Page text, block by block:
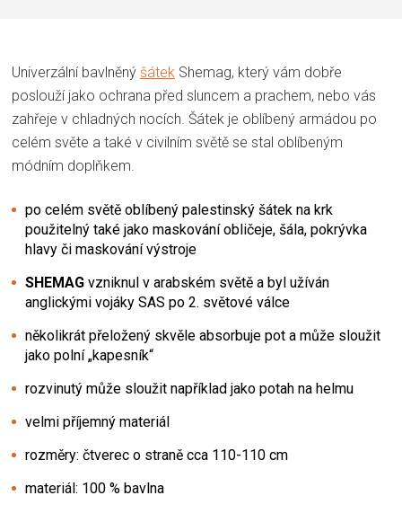
Univerzální bavlněný šátek Shemag, který vám dobře
poslouží jako ochrana před sluncem a prachem, nebo vás
zahřeje v chladných nocích. Šátek je oblíbený armádou po
celém světe a také v civilním světě se stal oblíbeným
módním doplňkem.
po celém světě oblíbený palestinský šátek na krk
použitelný také jako maskování obličeje, šála, pokrývka
hlavy či maskování výstroje
SHEMAG vzniknul v arabském světě a byl užíván
anglickými vojáky SAS po 2. světové válce
několikrát přeložený skvěle absorbuje pot a může sloužit
jako polní „kapesník“
rozvinutý může sloužit například jako potah na helmu
velmi příjemný materiál
rozměry: čtverec o straně cca 110-110 cm
materiál: 100 % bavlna